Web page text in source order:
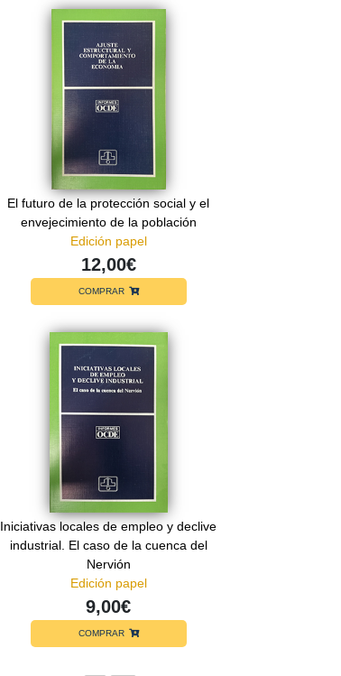
El futuro de la protección social y el
envejecimiento de la población
Edición papel
12,00€
COMPRAR
Iniciativas locales de empleo y declive
industrial. El caso de la cuenca del
Nervión
Edición papel
9,00€
COMPRAR